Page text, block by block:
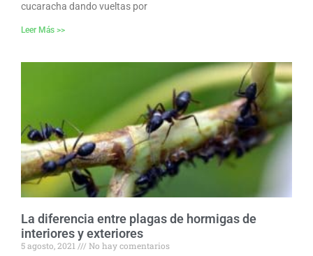
cucaracha dando vueltas por
Leer Más >>
La diferencia entre plagas de hormigas de
interiores y exteriores
5 agosto, 2021
No hay comentarios